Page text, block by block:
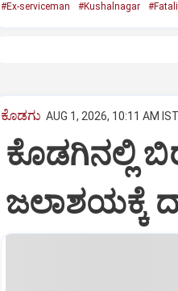
#Ex-serviceman #Kushalnagar
ಕೊಡಗು AUG 1, 2026, 10:11 AM IST
ಕೊಡಗಿನಲ್ಲಿ
ಜಲಾಶಯಕ್ಕೆ